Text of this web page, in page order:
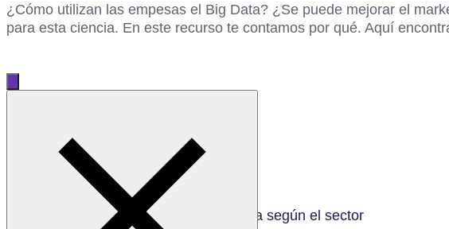
¿Cómo utilizan las empesas el Big Data? ¿Se puede mejorar el
para esta ciencia. En este recurso te contamos por qué. Aquí
Cuáles son sus características
El mapa de tecnologías
Cómo sacar partido al Big Data según el sector